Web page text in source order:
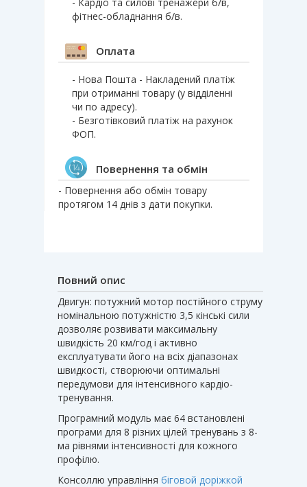
фітнес-обладнання б/в.
Оплата
- Нова Пошта - Накладений платіж
при отриманні товару (у відділенні
чи по адресу).
- Безготівковий платіж на рахунок
ФОП.
Повернення та обмін
- Повернення або обмін товару
протягом 14 днів з дати покупки.
Повний опис
Двигун: потужний мотор постійного струму
номінальною потужністю 3,5 кінські сили
дозволяє розвивати максимальну
швидкість 20 км/год і активно
експлуатувати його на всіх діапазонах
швидкості, створюючи оптимальні
передумови для інтенсивного кардіо-
тренування.
Програмний модуль має 64 встановлені
програми для 8 різних цілей тренувань з 8-
ма рівнями інтенсивності для кожного
профілю.
Консоллю управління біговой доріжкой